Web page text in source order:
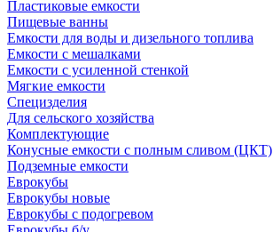
Пластиковые емкости
Пищевые ванны
Емкости для воды и дизельного топлива
Емкости с мешалками
Емкости с усиленной стенкой
Мягкие емкости
Специзделия
Для сельского хозяйства
Комплектующие
Конусные емкости с полным сливом (ЦКТ)
Подземные емкости
Еврокубы
Еврокубы новые
Еврокубы с подогревом